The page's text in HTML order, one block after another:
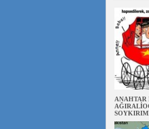
ANAHTAR